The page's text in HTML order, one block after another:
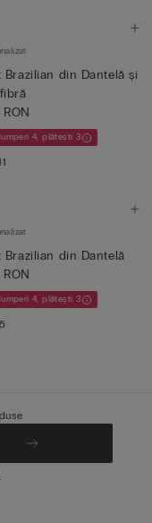
Brazilian din Dantelă și
4, plătești 3
Brazilian din Dantelă
4, plătești 3